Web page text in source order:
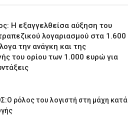
Η εξαγγελθείσα αύξηση του
λογαριασμού στα 1.600
την ανάγκη και της
του ορίου των 1.000 ευρώ για
ρόλος του λογιστή στη μάχη κατά